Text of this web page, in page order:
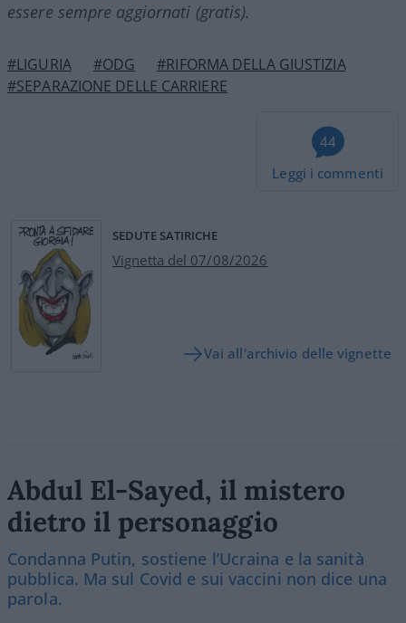
essere sempre aggiornati (gratis).
#LIGURIA #ODG
#RIFORMA DELLA GIUSTIZIA
#SEPARAZIONE DELLE CARRIERE
44
Leggi i commenti
SEDUTE SATIRICHE
Vignetta del 07/08/2026
Vai all'archivio delle vignette
Abdul El-Sayed, il mistero
dietro il personaggio
Condanna Putin, sostiene l’Ucraina e la sanità
pubblica. Ma sul Covid e sui vaccini non dice una
parola.